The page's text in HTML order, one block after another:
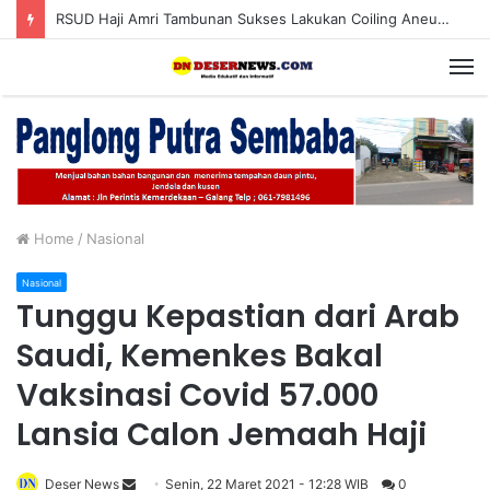
RSUD Haji Amri Tambunan Sukses Lakukan Coiling Aneurisma Perdana
Home / Nasional
Nasional
Tunggu Kepastian dari Arab
Saudi, Kemenkes Bakal
Vaksinasi Covid 57.000
Lansia Calon Jemaah Haji
Deser News Senin, 22 Maret 2021 - 12:28 WIB 0